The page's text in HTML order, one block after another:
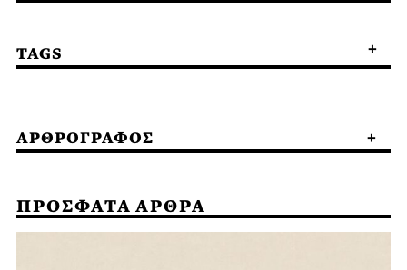
TAGS
ΑΡΘΡΟΓΡΑΦΟΣ
ΠΡΟΣΦΑΤΑ ΑΡΘΡΑ